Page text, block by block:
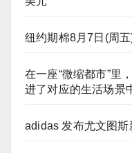
纽约期棉8月7日(周
在一座“微缩都市”里
进了对应的生活场景
adidas 发布尤文图